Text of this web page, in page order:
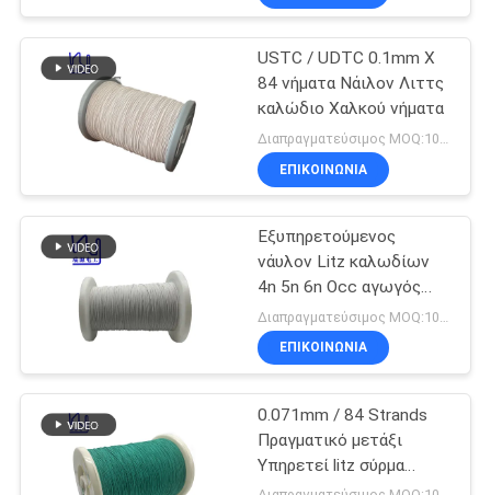
USTC / UDTC 0.1mm X
84 νήματα Νάιλον Λιττς
καλώδιο Χαλκού νήματα
ΕΠΙΚΟΙΝΩΝΙΑ
Εξυπηρετούμενος
νάυλον Litz καλωδίων
4n 5n 6n Occ αγωγός
που προσαράσσουν
ασημένιος
ΕΠΙΚΟΙΝΩΝΙΑ
0.071mm / 84 Strands
Πραγματικό μετάξι
Υπηρετεί litz σύρμα
Χαλκό Stranded σύρμα